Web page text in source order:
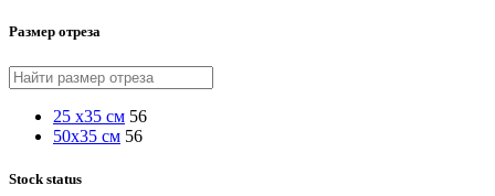
Размер отреза
25 х35 см 56
50х35 см 56
Stock status